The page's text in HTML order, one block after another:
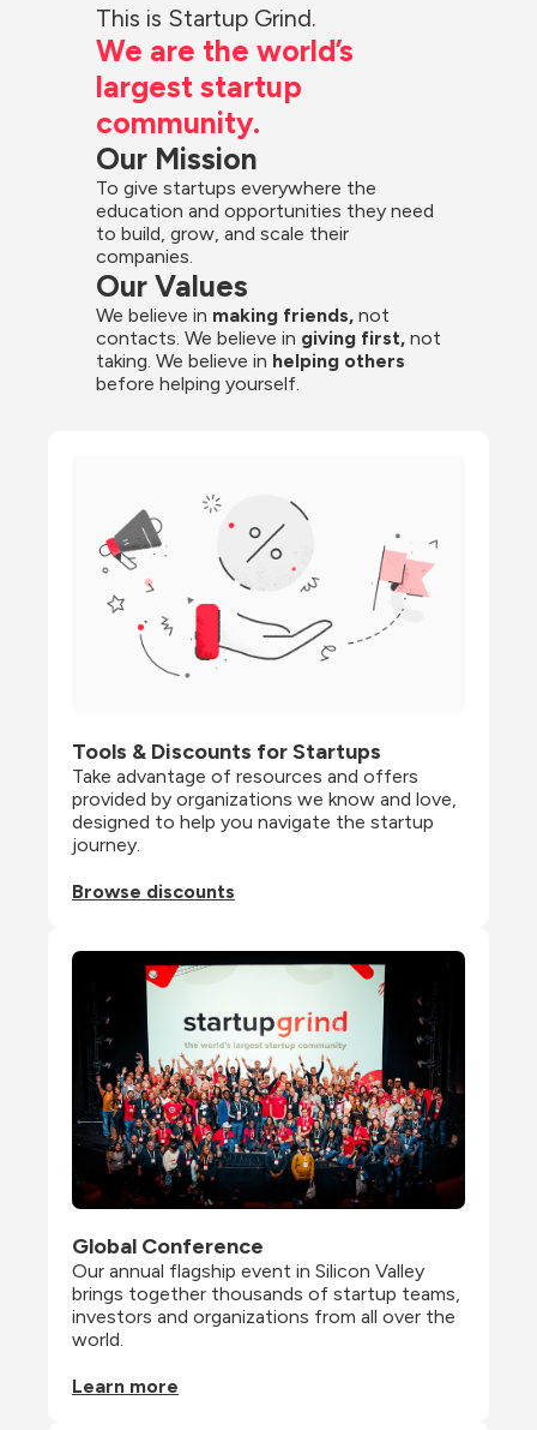
This is Startup Grind.
We are the world’s
largest startup
community.
Our Mission
To give startups everywhere the
education and opportunities they need
to build, grow, and scale their
companies.
Our Values
We believe in making friends, not
contacts. We believe in giving first, not
taking. We believe in helping others
before helping yourself.
Tools & Discounts for Startups
Take advantage of resources and offers
provided by organizations we know and love,
designed to help you navigate the startup
journey.
Browse discounts
Global Conference
Our annual flagship event in Silicon Valley
brings together thousands of startup teams,
investors and organizations from all over the
world.
Learn more